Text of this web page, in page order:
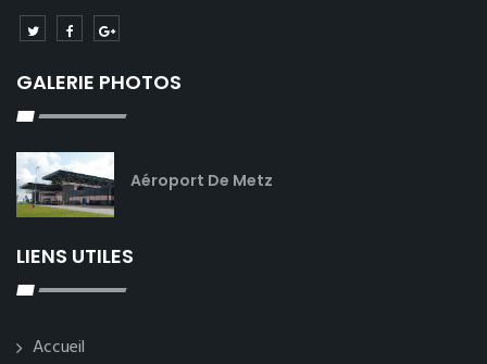
GALERIE PHOTOS
Aéroport De Metz
LIENS UTILES
Accueil